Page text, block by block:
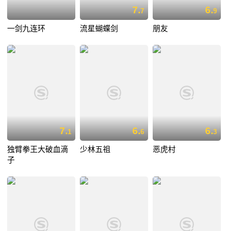
一剑九连环
7.7
流星蝴蝶剑
6.9
朋友
7.1
独臂拳王大破血滴
子
6.6
少林五祖
6.3
恶虎村